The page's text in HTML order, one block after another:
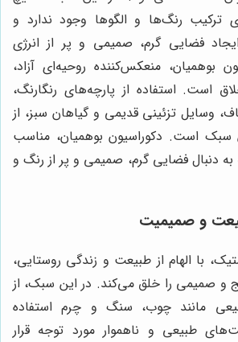
ترکیب رنگ‌ها و الگوها وجود ندارد و
فضایی گرم، صمیمی و پر از انرژی
بوهمیان، منعکس‌کننده روحیه‌ای آزاد،
است. استفاده از پارچه‌های رنگارنگ،
وسایل تزئینی قدیمی و گیاهان سبز، از
سبک است. دکوراسیون بوهمیان، مناسب
دنبال فضایی گرم، صمیمی و پر از رنگ و
و صمیمیت
با الهام از طبیعت و زندگی روستایی،
و صمیمی را خلق می‌کند. در این سبک، از
مانند چوب، سنگ و چرم استفاده
طبیعی و ناهموار مورد توجه قرار